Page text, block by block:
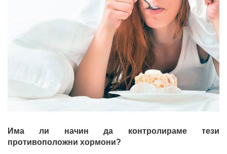
Има ли начин да контролираме тези
противоположни хормони?